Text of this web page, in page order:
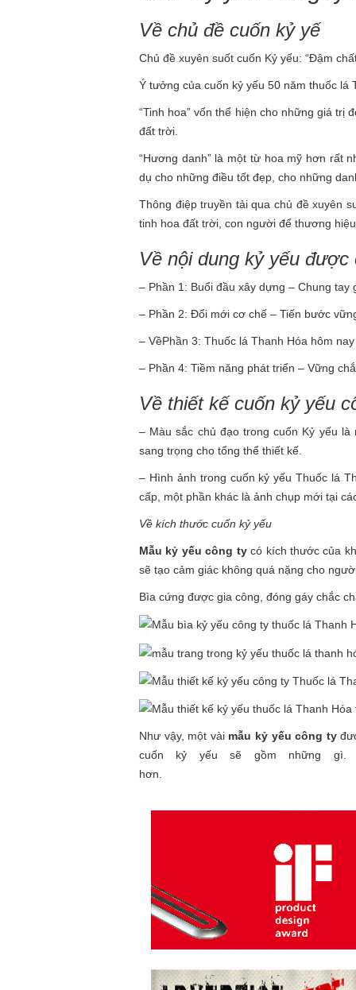
Về chủ đề cuốn kỷ yế
Chủ đề xuyên suốt cuốn Kỷ yếu: “Đậm
Ý tưởng của cuốn kỷ yếu 50 năm thuốc
“Tinh hoa” vốn thể hiện cho những giá trị
đất trời.
“Hương danh” là một từ hoa mỹ hơn rất
dụ cho những điều tốt đẹp, cho những
Thông điệp truyền tải qua chủ đề xuyên
tinh hoa đất trời, con người để thương
Về nội dung kỷ yếu
– Phần 1: Buổi đầu xây dựng – Chung tay
– Phần 2: Đổi mới cơ chế – Tiến bước
– VềPhần 3: Thuốc lá Thanh Hóa hôm
– Phần 4: Tiềm năng phát triển – Vững
Về thiết kế cuốn kỷ yếu
– Màu sắc chủ đạo trong cuốn Kỷ yếu
sang trọng cho tổng thể thiết kế.
– Hình ảnh trong cuốn kỷ yếu Thuốc lá
cấp, một phần khác là ảnh chụp mới tại
Về kích thước cuốn kỷ yếu
Mẫu kỷ yếu công tycó kích thước của
sẽ tạo cảm giác không quá nặng cho
Bìa cứng được gia công, đóng gáy chắc
Như vậy, một vài mẫu kỷ yếu công ty
cuốn kỷ yếu sẽ gồm những
hơn.